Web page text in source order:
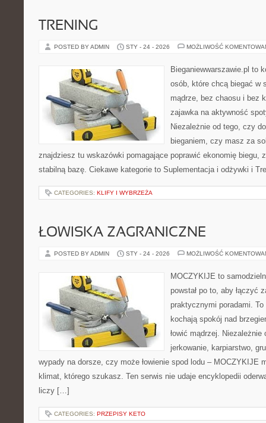
TRENING
POSTED BY ADMIN STY - 24 - 2026 MOŻLIWOŚĆ
Bieganiewwarszawie.pl to
osób, które chcą biegać w
mądrze, bez chaosu i bez
zajawka na aktywność
Niezależnie od tego, czy
bieganiem, czy masz za
znajdziesz tu wskazówki pomagające poprawić ekonomię biegu,
stabilną bazę. Ciekawe kategorie to Suplementacja i odżywki i
CATEGORIES: KLIFY I WYBRZEŻA
ŁOWISKA ZAGRANICZNE
POSTED BY ADMIN STY - 24 - 2026 MOŻLIWOŚĆ
MOCZYKIJE to
powstał po to, aby łączyć
praktycznymi poradami.
kochają spokój nad
łowić mądrzej.
jerkowanie, karpiarstwo,
wypady na dorsze, czy może łowienie spod lodu – MOCZYKIJE
klimat, którego szukasz. Ten serwis nie udaje encyklopedii
liczy […]
CATEGORIES: PRZEPISY KETO